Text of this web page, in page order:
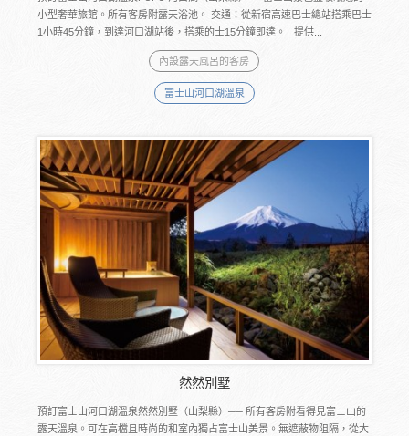
小型奢華旅館。所有客房附露天浴池。 交通：從新宿高速巴士總站搭乘巴士
1小時45分鐘，到達河口湖站後，搭乘的士15分鐘即達。 提供...
內設露天風呂的客房
富士山河口湖溫泉
然然別墅
預訂富士山河口湖溫泉然然別墅（山梨縣）── 所有客房附看得見富士山的
露天溫泉。可在高檔且時尚的和室內獨占富士山美景。無遮蔽物阻隔，從大